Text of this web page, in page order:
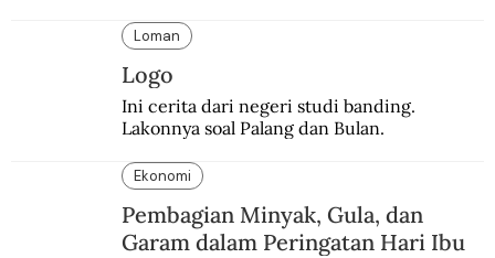
Loman
Logo
Ini cerita dari negeri studi banding.
Lakonnya soal Palang dan Bulan.
Ekonomi
Pembagian Minyak, Gula, dan
Garam dalam Peringatan Hari Ibu